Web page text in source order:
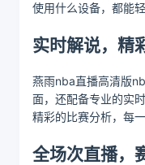
使用什么设备，都能
实时解说，精
燕雨nba直播高清版
面，还配备专业的实
精彩的比赛分析，每
全场次直播，